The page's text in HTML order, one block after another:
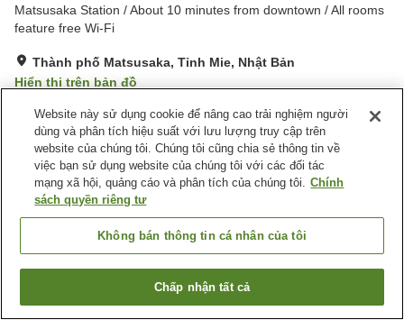
Matsusaka Station / About 10 minutes from downtown / All rooms
feature free Wi-Fi
Thành phố Matsusaka, Tỉnh Mie, Nhật Bản
Hiển thị trên bản đồ
Rất tốt Đánh giá:523 lượt
Tiện nghi chỗ nghỉ
Wi-Fi
Bãi đỗ xe
Suối nước nóng trong nhà
Trang chủ Nhật Bản Tỉnh Mie
Thành phố Matsusaka
Hotel AU Matsuzaka
Tìm phòng trống
Website này sử dụng cookie để nâng cao trải nghiệm người
dùng và phân tích hiệu suất với lưu lượng truy cập trên
website của chúng tôi. Chúng tôi cũng chia sẻ thông tin về
việc bạn sử dụng website của chúng tôi với các đối tác
mạng xã hội, quảng cáo và phân tích của chúng tôi. Chính
sách quyền riêng tư
Không bán thông tin cá nhân của tôi
Chấp nhận tất cả